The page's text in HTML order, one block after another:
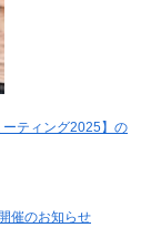
ティング2025】の
催のお知らせ